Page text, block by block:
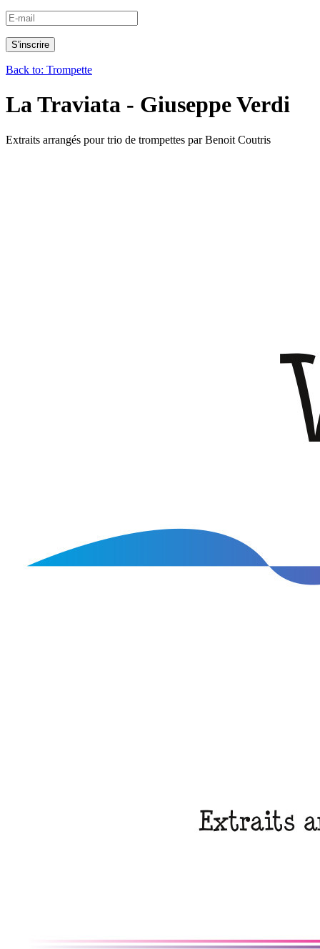
Back to: Trompette
La Traviata - Giuseppe Verdi
Extraits arrangés pour trio de trompettes par Benoit Coutris